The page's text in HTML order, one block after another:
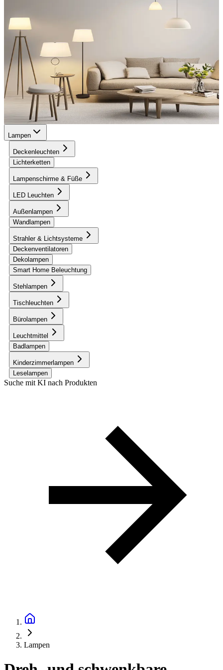
Lampen
Deckenleuchten
Lichterketten
Lampenschirme & Füße
LED Leuchten
Außenlampen
Wandlampen
Strahler & Lichtsysteme
Deckenventilatoren
Dekolampen
Smart Home Beleuchtung
Stehlampen
Tischleuchten
Bürolampen
Leuchtmittel
Badlampen
Kinderzimmerlampen
Leselampen
Suche mit KI nach Produkten
Lampen